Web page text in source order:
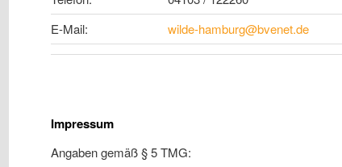
E-Mail:
wilde-hamburg@bvenet.de
Impressum
Angaben gemäß § 5 TMG: